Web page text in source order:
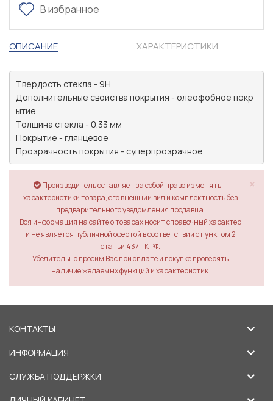
В избранное
ОПИСАНИЕ ХАРАКТЕРИСТИКИ
Твердость стекла - 9H
Дополнительные свойства покрытия - олеофобное покр
ытие
Толщина стекла - 0.33 мм
Покрытие - глянцевое
Прозрачность покрытия - суперпрозрачное
×
Производитель оставляет за собой право изменять
характеристики товара, его внешний вид и комплектность без
предварительного уведомления продавца.
Вся информация на сайте о товарах носит справочный характер
и не является публичной офертой в соответствии с пунктом 2
статьи 437 ГК РФ.
Убедительно просим Вас при оплате и покупке проверять
наличие желаемых функций и характеристик.
КОНТАКТЫ
ИНФОРМАЦИЯ
СЛУЖБА ПОДДЕРЖКИ